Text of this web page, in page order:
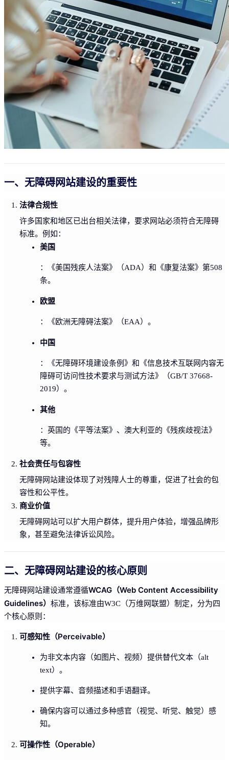
一、无障碍网站建设的重要性
法律合规性
许多国家和地区已出台相关法律，要求网站必须符合无障碍
标准。例如：
美国
：《美国残疾人法案》（ADA）和《康复法案》第508
条。
欧盟
：《欧洲无障碍法案》（EAA）。
中国
：《无障碍环境建设条例》和《信息技术互联网内容无
障碍可访问性技术要求与测试方法》（GB/T 37668-
2019）。
其他
：英国的《平等法案》、澳大利亚的《残疾歧视法》
等。
社会责任与包容性
无障碍网站建设体现了对残障人士的尊重，促进了社会的包
容性和公平性。
商业价值
无障碍网站可以扩大用户群体，提升用户体验，增强品牌形
象，甚至避免法律诉讼风险。
二、无障碍网站建设的核心原则
无障碍网站建设通常遵循WCAG（Web Content Accessibility
Guidelines） 标准，该标准由W3C（万维网联盟）制定，分为四
个核心原则：
可感知性（Perceivable）
为非文本内容（如图片、视频）提供替代文本（alt
text）。
提供字幕、音频描述和手语翻译。
确保内容可以通过多种感官（视觉、听觉、触觉）感
知。
可操作性（Operable）